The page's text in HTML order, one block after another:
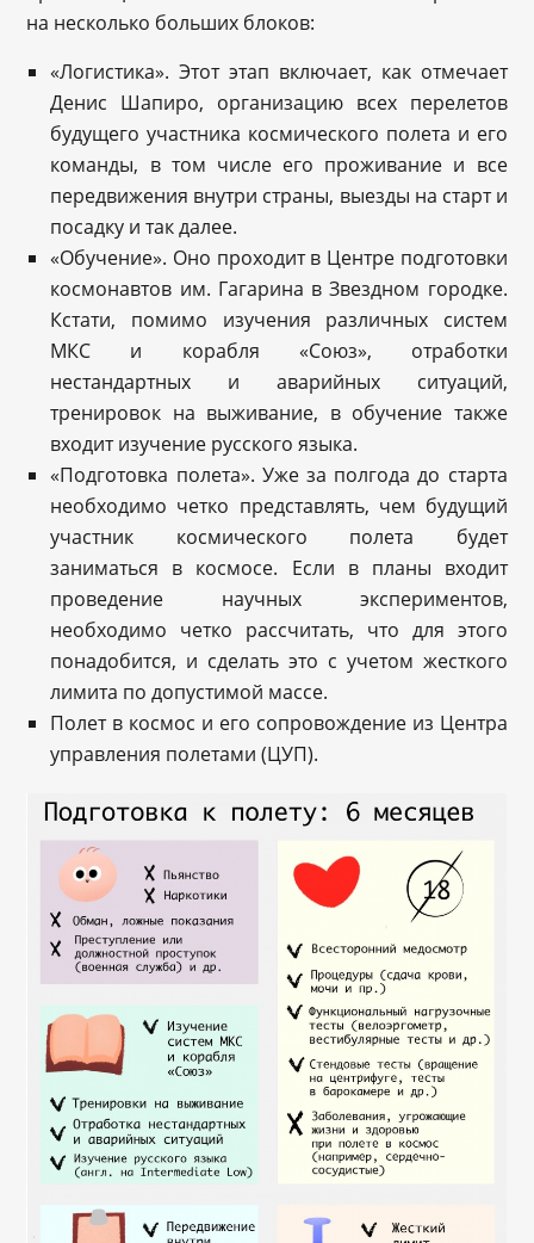
на несколько больших блоков:
«Логистика». Этот этап включает, как отмечает
Денис Шапиро, организацию всех перелетов
будущего участника космического полета и его
команды, в том числе его проживание и все
передвижения внутри страны, выезды на старт и
посадку и так далее.
«Обучение». Оно проходит в Центре подготовки
космонавтов им. Гагарина в Звездном городке.
Кстати, помимо изучения различных систем
МКС и корабля «Союз», отработки
нестандартных и аварийных ситуаций,
тренировок на выживание, в обучение также
входит изучение русского языка.
«Подготовка полета». Уже за полгода до старта
необходимо четко представлять, чем будущий
участник космического полета будет
заниматься в космосе. Если в планы входит
проведение научных экспериментов,
необходимо четко рассчитать, что для этого
понадобится, и сделать это с учетом жесткого
лимита по допустимой массе.
Полет в космос и его сопровождение из Центра
управления полетами (ЦУП).